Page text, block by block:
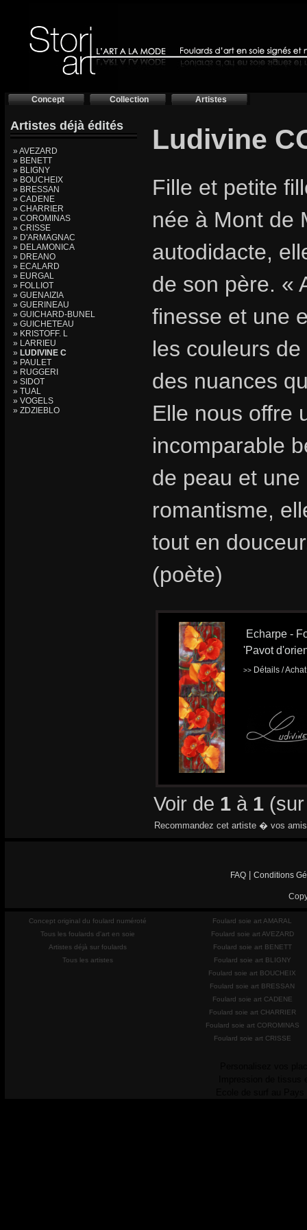
Concept Collection Artistes
Artistes déjà édités
» AVEZARD
» BENETT
» BLIGNY
» BOUCHEIX
» BRESSAN
» CADENE
» CHARRIER
» COROMINAS
» CRISSE
» D'ARMAGNAC
» DELAMONICA
» DREANO
» ECALARD
» EURGAL
» FOLLIOT
» GUENAIZIA
» GUERINEAU
» GUICHARD-BUNEL
» GUICHETEAU
» KRISTOFF. L
» LARRIEU
» LUDIVINE C
» PAULET
» RUGGERI
» SIDOT
» TUAL
» VOGELS
» ZDZIEBLO
Ludivine
Fille et petite
née à Mont de
autodidacte,
de son père. «
finesse et une
les couleurs
des nuances
Elle nous offre
incomparable
de peau et
romantisme,
tout en
(poète)
Echarpe -
'Pavot
>> Détails /
Voir de 1 à 1
Recommandez cet artiste � vos
FAQ Conditions
Concept original du foulard numéroté
Tous les foulards d'art en soie
Artistes déjà sur foulards
Tous les artistes
Foulard soie art AMARAL
Foulard soie art AVEZARD
Foulard soie art BENETT
Foulard soie art BLIGNY
Foulard soie art BOUCHEIX
Foulard soie art BRESSAN
Foulard soie art CADENE
Foulard soie art CHARRIER
Foulard soie art COROMINAS
Foulard soie art CRISSE